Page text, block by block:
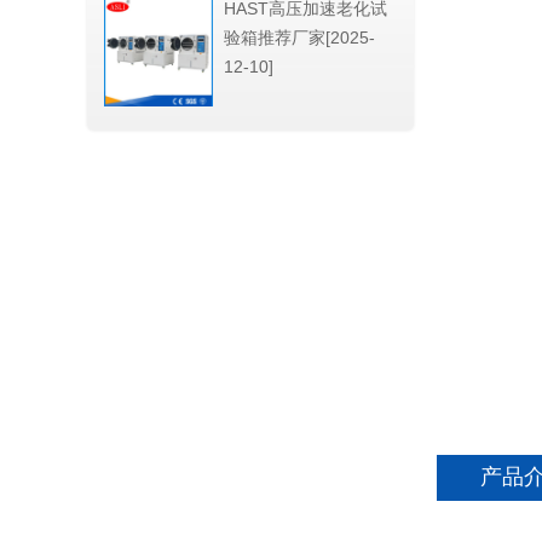
产品
HAST高压加速老化试
验箱推荐厂家[2025-
12-10]